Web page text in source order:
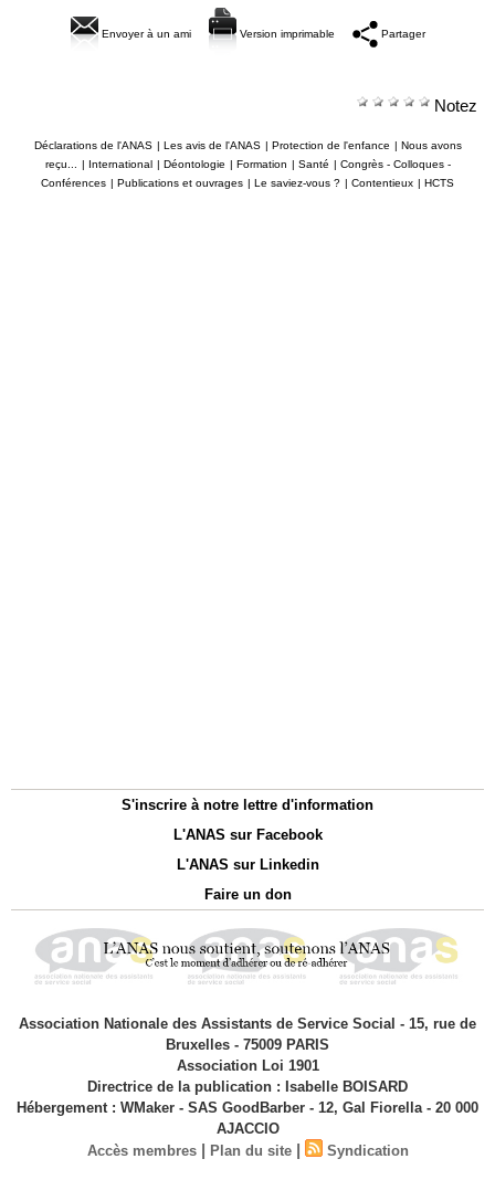
Envoyer à un ami Version imprimable Partager
Notez
Déclarations de l'ANAS | Les avis de l'ANAS | Protection de l'enfance | Nous avons
reçu...
| International | Déontologie | Formation | Santé | Congrès - Colloques -
Conférences | Publications et ouvrages | Le saviez-vous ? | Contentieux | HCTS
S'inscrire à notre lettre d'information
L'ANAS sur Facebook
L'ANAS sur Linkedin
Faire un don
Association Nationale des Assistants de Service Social - 15, rue de
Bruxelles - 75009 PARIS
Association Loi 1901
Directrice de la publication : Isabelle BOISARD
Hébergement : WMaker - SAS GoodBarber - 12, Gal Fiorella - 20 000
AJACCIO
Accès membres | Plan du site | Syndication